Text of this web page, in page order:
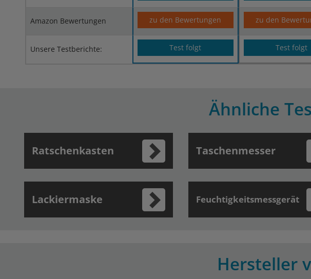
Amazon Bewertungen zu den Bewertungen zu den
Unsere Testberichte: Test folgt Test folgt
Ähnliche
Ratschenkasten Taschenmesser
Lackiermaske Feuchtigkeitsmessgerät
Hersteller